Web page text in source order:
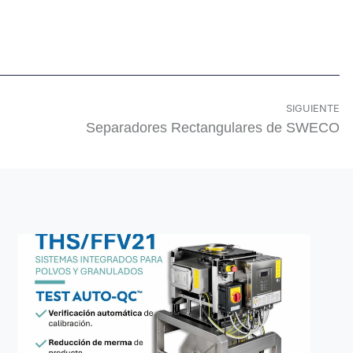
SIGUIENTE
Separadores Rectangulares de SWECO